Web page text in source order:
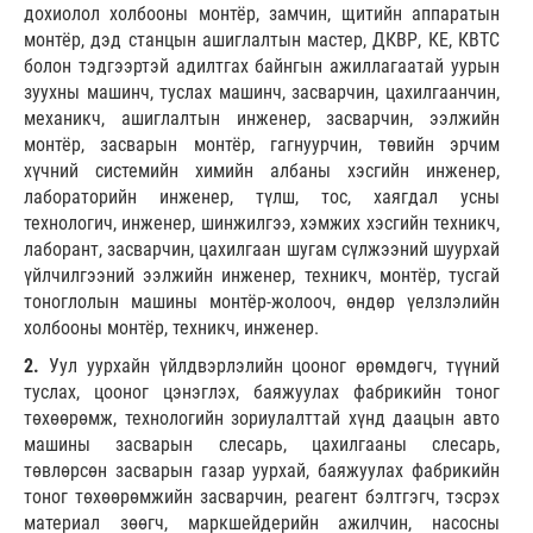
дохиолол холбооны монтёр, замчин, щитийн аппаратын
монтёр, дэд станцын ашиглалтын мастер, ДКВР, КЕ, КВТС
болон тэдгээртэй адилтгах байнгын ажиллагаатай уурын
зуухны машинч, туслах машинч, засварчин, цахилгаанчин,
механикч, ашиглалтын инженер, засварчин, ээлжийн
монтёр, засварын монтёр, гагнуурчин, төвийн эрчим
хүчний системийн химийн албаны хэсгийн инженер,
лабораторийн инженер, түлш, тос, хаягдал усны
технологич, инженер, шинжилгээ, хэмжих хэсгийн техникч,
лаборант, засварчин, цахилгаан шугам сүлжээний шуурхай
үйлчилгээний ээлжийн инженер, техникч, монтёр, тусгай
тоноглолын машины монтёр-жолооч, өндөр үелзлэлийн
холбооны монтёр, техникч, инженер.
2. Уул уурхайн үйлдвэрлэлийн цооног өрөмдөгч, түүний
туслах, цооног цэнэглэх, баяжуулах фабрикийн тоног
төхөөрөмж, технологийн зориулалттай хүнд даацын авто
машины засварын слесарь, цахилгааны слесарь,
төвлөрсөн засварын газар уурхай, баяжуулах фабрикийн
тоног төхөөрөмжийн засварчин, реагент бэлтгэгч, тэсрэх
материал зөөгч, маркшейдерийн ажилчин, насосны